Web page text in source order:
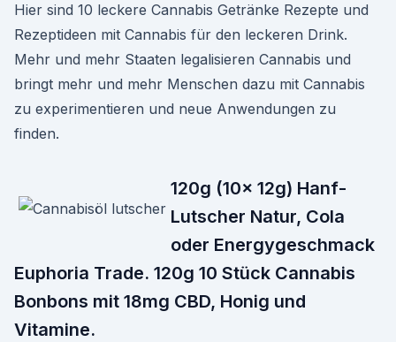
Hier sind 10 leckere Cannabis Getränke Rezepte und
Rezeptideen mit Cannabis für den leckeren Drink.
Mehr und mehr Staaten legalisieren Cannabis und
bringt mehr und mehr Menschen dazu mit Cannabis
zu experimentieren und neue Anwendungen zu
finden.
120g (10x 12g) Hanf-
Lutscher Natur, Cola
oder Energygeschmack
Euphoria Trade. 120g 10 Stück Cannabis
Bonbons mit 18mg CBD, Honig und
Vitamine.